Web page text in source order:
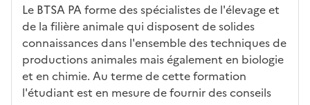
act
éris
tiq
ues
ssemen
t
ali
té
s
d
e
c
ac
cè
s à
la
fo
rm
dé
bo
uch
és
l'ét
iss
em
Le BTSA PA forme des spécialistes de l'élevage et
de la filière animale qui disposent de solides
connaissances dans l'ensemble des techniques de
productions animales mais également en biologie
et en chimie. Au terme de cette formation
l'étudiant est en mesure de fournir des conseils